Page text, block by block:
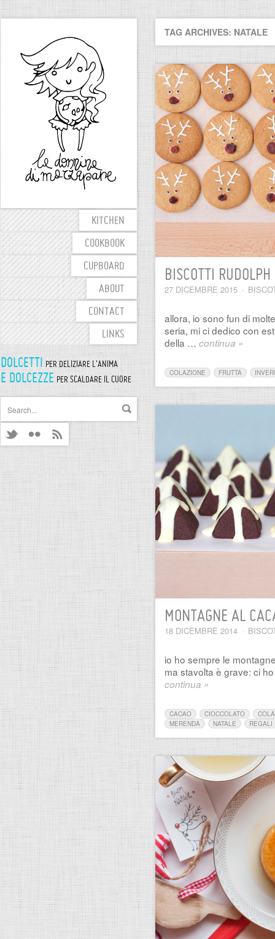
KITCHEN
COOKBOOK
CUPBOARD
ABOUT
CONTACT
LINKS
DOLCETTI PER DELIZIARE L'ANIMA
E DOLCEZZE PER SCALDARE IL CUORE
TAG ARCHIVES: NATALE
BISCOTTI RUDOLPH
27 DICEMBRE 2015 ·
allora, io sono fun di
seria, mi ci dedico con
della … continua »
COLAZIONE FRUTTA
MONTAGNE AL
18 DICEMBRE 2014 ·
io ho sempre le
ma stavolta è grave: ci
continua »
CACAO CIOCCOLATO
MERENDA
NATALE REGALI